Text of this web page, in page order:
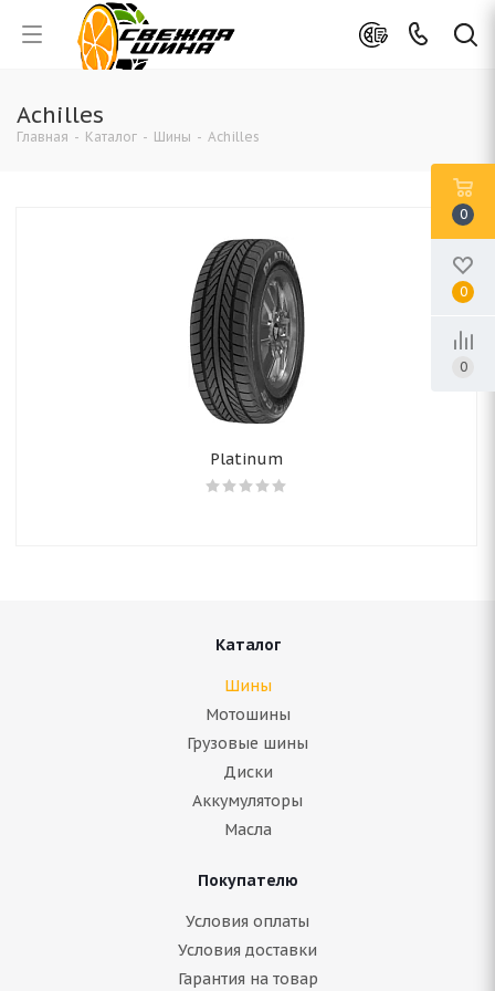
Achilles
Главная - Каталог - Шины - Achilles
Platinum
Каталог
Шины
Мотошины
Грузовые шины
Диски
Аккумуляторы
Масла
Покупателю
Условия оплаты
Условия доставки
Гарантия на товар
0
0
0